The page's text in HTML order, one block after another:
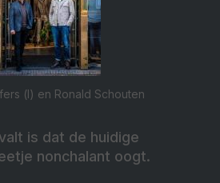
(l) en Ronald Schouten
is dat de huidige
nonchalant oogt.